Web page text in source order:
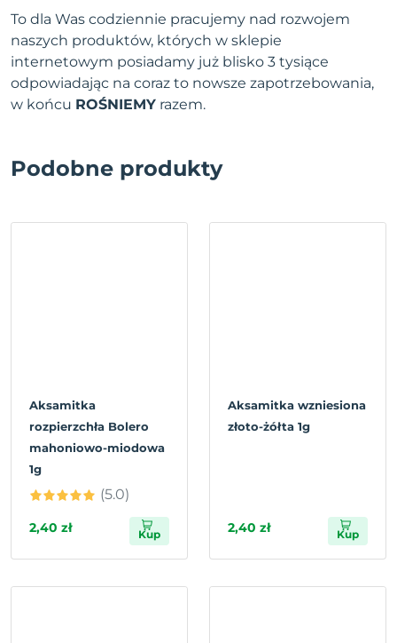
To dla Was codziennie pracujemy nad rozwojem
naszych produktów, których w sklepie
internetowym posiadamy już blisko 3 tysiące
odpowiadając na coraz to nowsze zapotrzebowania,
w końcu ROŚNIEMY razem.
Podobne produkty
Aksamitka
rozpierzchła Bolero
mahoniowo-miodowa
1g
(5.0)
2,40 zł Kup
Aksamitka wzniesiona
złoto-żółta 1g
2,40 zł Kup